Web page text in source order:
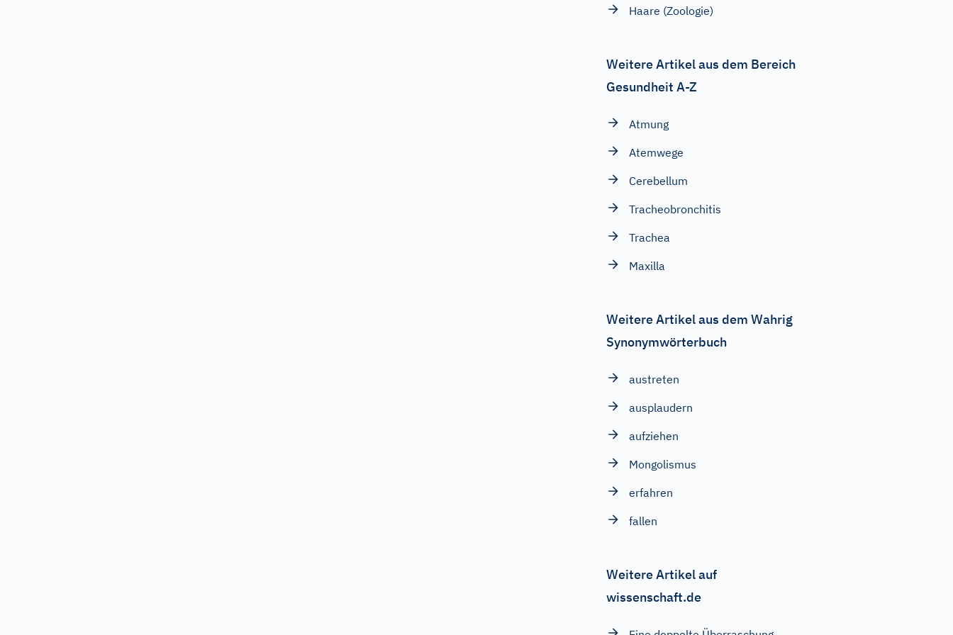
Haare (Zoologie)
Weitere Artikel aus dem Bereich
Gesundheit A-Z
Atmung
Atemwege
Cerebellum
Tracheobronchitis
Trachea
Maxilla
Weitere Artikel aus dem Wahrig
Synonymwörterbuch
austreten
ausplaudern
aufziehen
Mongolismus
erfahren
fallen
Weitere Artikel auf
wissenschaft.de